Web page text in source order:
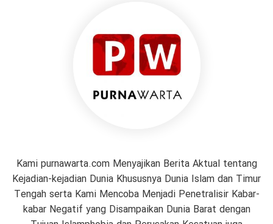
Kami purnawarta.com Menyajikan Berita Aktual tentang
Kejadian-kejadian Dunia Khususnya Dunia Islam dan Timur
Tengah serta Kami Mencoba Menjadi Penetralisir Kabar-
kabar Negatif yang Disampaikan Dunia Barat dengan